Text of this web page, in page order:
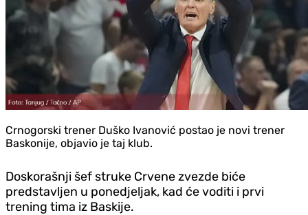
Crnogorski trener Duško Ivanović postao je novi trener
Baskonije, objavio je taj klub.
Doskorašnji šef struke Crvene zvezde biće
predstavljen u ponedjeljak, kad će voditi i prvi
trening tima iz Baskije.